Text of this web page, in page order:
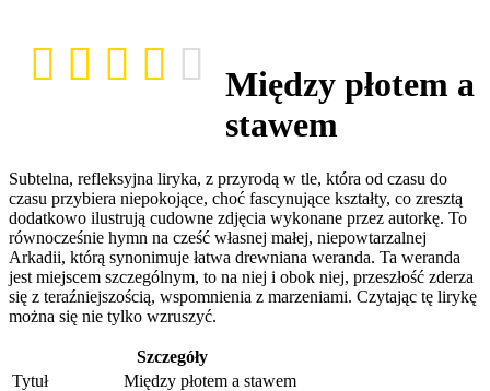
Między płotem a
stawem
Subtelna, refleksyjna liryka, z przyrodą w tle, która od czasu do
czasu przybiera niepokojące, choć fascynujące kształty, co zresztą
dodatkowo ilustrują cudowne zdjęcia wykonane przez autorkę. To
równocześnie hymn na cześć własnej małej, niepowtarzalnej
Arkadii, którą synonimuje łatwa drewniana weranda. Ta weranda
jest miejscem szczególnym, to na niej i obok niej, przeszłość zderza
się z teraźniejszością, wspomnienia z marzeniami. Czytając tę lirykę
można się nie tylko wzruszyć.
Szczegóły
Tytuł
Między płotem a stawem